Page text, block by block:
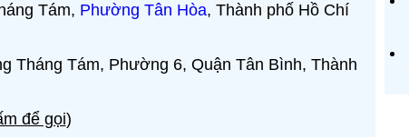
Tám, Phường Tân Hòa, Thành phố Hồ Chí
Tháng Tám, Phường 6, Quận Tân Bình, Thành
để gọi)